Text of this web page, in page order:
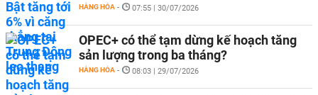
HÀNG HÓA - 07:55 | 30/07/2026
OPEC+ có thể tạm dừng kế hoạch tăng
sản lượng trong ba tháng?
HÀNG HÓA - 08:03 | 29/07/2026